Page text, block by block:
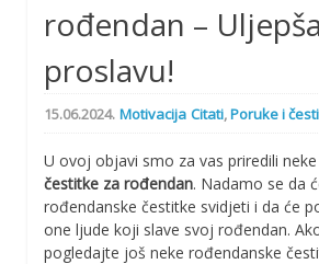
rođendan –
proslavu!
15.06.2024. Motivacija Citati,Poruke i
U ovoj objavi smo za vas priredili
čestitke za rođendan. Nadamo se da
rođendanske čestitke svidjeti i da će
one ljude koji slave svoj rođendan.
pogledajte još neke rođendanske